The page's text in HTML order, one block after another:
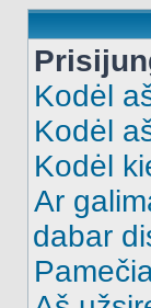
Kodėl
Kodėl
Kodėl
Ar
dabar